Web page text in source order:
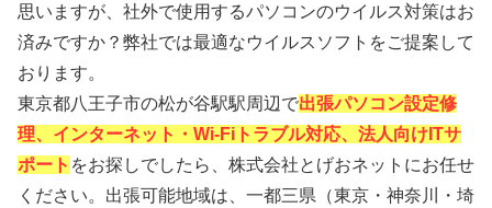
思いますが、社外で使用するパソコンのウイルス対策はお
済みですか？弊社では最適なウイルスソフトをご提案して
おります。
東京都八王子市の松が谷駅駅周辺で出張パソコン設定修
理、インターネット・Wi-Fiトラブル対応、法人向けITサ
ポート をお探しでしたら、株式会社とげおネットにお任せ
ください。出張可能地域は、一都三県（東京・神奈川・埼